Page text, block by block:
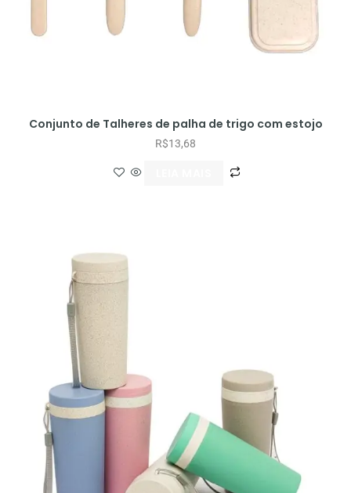
Conjunto de Talheres de palha de trigo com estojo
R$13,68